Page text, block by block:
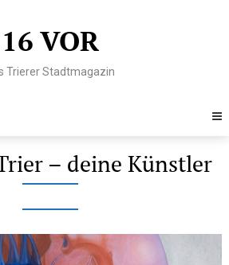
16 VOR
Trierer Stadtmagazin
– deine Künstler